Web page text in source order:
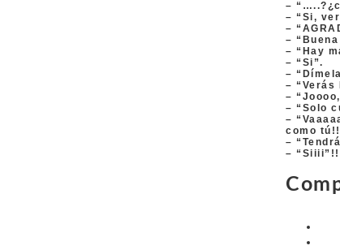
–
– “Si,
–
–
– “Hay
– “Si”.
–
–
–
– “Solo
–
como
–
–